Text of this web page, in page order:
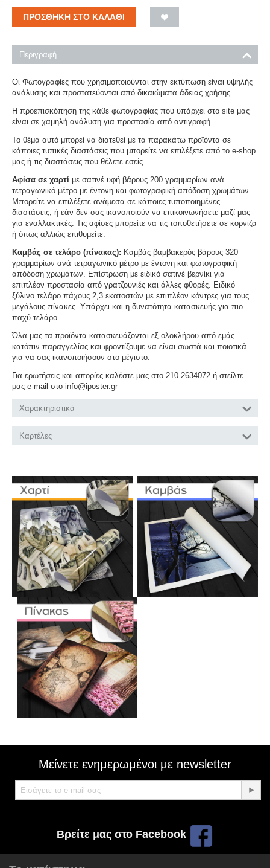
ΠΡΟΣΘΉΚΗ ΣΤΟ ΚΑΛΆΘΙ
Περιγραφή
Οι Φωτογραφίες που χρησιμοποιούνται στην εκτύπωση είναι υψηλής
ανάλυσης και προστατεύονται από δικαιώματα άδειας χρήσης.
Η προεπισκόπηση της κάθε φωτογραφίας που υπάρχει στο site μας
είναι σε χαμηλή ανάλυση για προστασία από αντιγραφή.
Το θέμα αυτό μπορεί να διατεθεί με τα παρακάτω προϊόντα σε
κάποιες τυπικές διαστάσεις που μπορείτε να επιλέξετε από το e-shop
μας ή τις διαστάσεις που θέλετε εσείς.
Αφίσα σε χαρτί με σατινέ υφή βάρους 200 γραμμαρίων ανά
τετραγωνικό μέτρο με έντονη και φωτογραφική απόδοση χρωμάτων.
Μπορείτε να επιλέξετε ανάμεσα σε κάποιες τυποποιημένες
διαστάσεις, ή εάν δεν σας ικανοποιούν να επικοινωνήσετε μαζί μας
για εναλλακτικές. Τις αφίσες μπορείτε να τις τοποθετήσετε σε κορνίζα
ή όπως αλλιώς επιθυμείτε.
Καμβάς σε τελάρο (πίνακας): Καμβάς βαμβακερός βάρους 320
γραμμαρίων ανά τετραγωνικό μέτρο με έντονη και φωτογραφική
απόδοση χρωμάτων. Επίστρωση με ειδικό σατινέ βερνίκι για
επιπλέον προστασία από γρατζουνιές και άλλες φθορές. Ειδικό
ξύλινο τελάρο πάχους 2,3 εκατοστών με επιπλέον κόντρες για τους
μεγάλους πίνακες. Υπάρχει και η δυνατότητα κατασκευής για πιο
παχύ τελάρο.
Όλα μας τα προϊόντα κατασκευάζονται εξ ολοκλήρου από εμάς
κατόπιν παραγγελίας και φροντίζουμε να είναι σωστά και ποιοτικά
για να σας ικανοποιήσουν στο μέγιστο.
Για ερωτήσεις και απορίες καλέστε μας στο 210 2634072 ή στείλτε
μας e-mail στο info@iposter.gr
Χαρακτηριστικά
Καρτέλες
Μείνετε ενημερωμένοι με newsletter
Βρείτε μας στο Facebook